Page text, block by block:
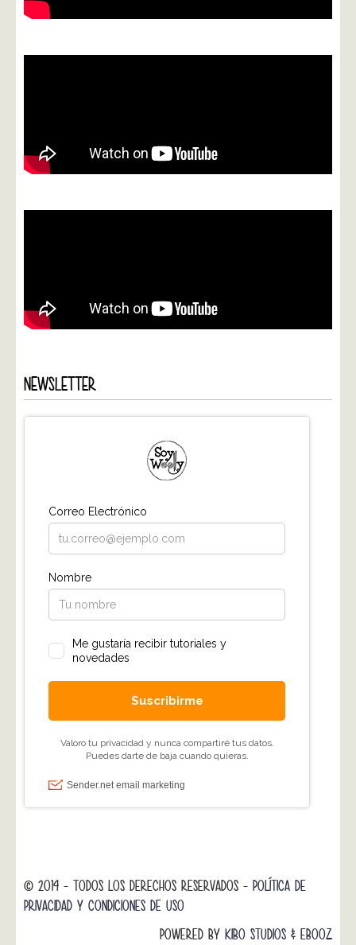
NEWSLETTER
© 2014 - TODOS LOS DERECHOS RESERVADOS - POLÍTICA DE
PRIVACIDAD Y CONDICIONES DE USO
POWERED BY KIBO STUDIOS & EBOOZ